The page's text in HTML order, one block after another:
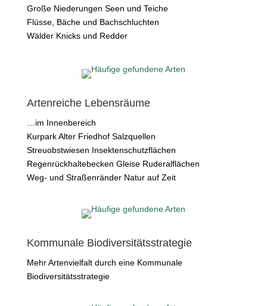
Große Niederungen Seen und Teiche
Flüsse, Bäche und Bachschluchten
Wälder Knicks und Redder
Artenreiche Lebensräume
…im Innenbereich
Kurpark Alter Friedhof Salzquellen
Streuobstwiesen Insektenschutzflächen
Regenrückhaltebecken Gleise Ruderalflächen
Weg- und Straßenränder Natur auf Zeit
Kommunale Biodiversitätsstrategie
Mehr Artenvielfalt durch eine Kommunale
Biodiversitätsstrategie